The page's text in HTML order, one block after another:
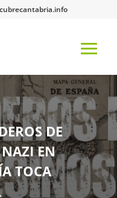
DE
NAZI EN
TOCA